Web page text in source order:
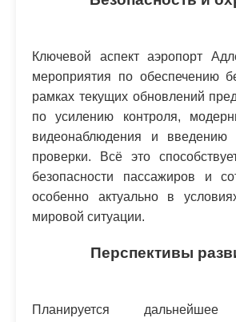
Ключевой аспект аэропорт
мероприятия по обеспечению
рамках текущих обновлений
по усилению контроля,
видеонаблюдения и введению
проверки. Всё это
безопасности пассажиров и
особенно актуально в
мировой ситуации.
Перспективы
Планируется дальнейшее